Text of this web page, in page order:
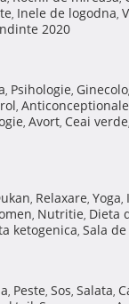
, Inele de logodna,
2020
, Psihologie,
, Anticonceptionale
, Avort, Ceai verde,
, Relaxare, Yoga,
, Nutritie, Dieta
ketogenica, Sala
, Peste, Sos, Salata,